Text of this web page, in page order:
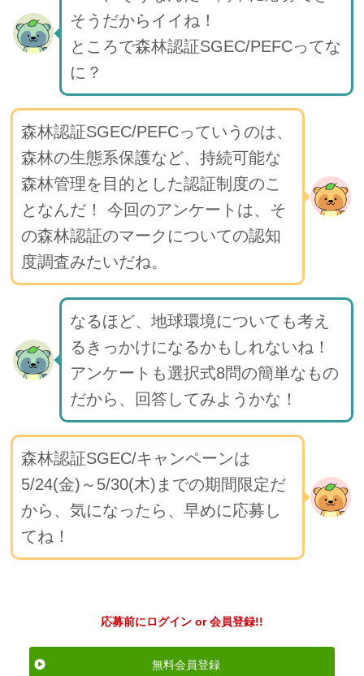
そうだからイイね！
ところで森林認証SGEC/PEFCってな
に？
森林認証SGEC/PEFCっていうのは、
森林の生態系保護など、持続可能な
森林管理を目的とした認証制度のこ
となんだ！ 今回のアンケートは、そ
の森林認証のマークについての認知
度調査みたいだね。
なるほど、地球環境についても考え
るきっかけになるかもしれないね！
アンケートも選択式8問の簡単なもの
だから、回答してみようかな！
森林認証SGEC/キャンペーンは
5/24(金)～5/30(木)までの期間限定だ
から、気になったら、早めに応募し
てね！
応募前にログイン or 会員登録!!
無料会員登録